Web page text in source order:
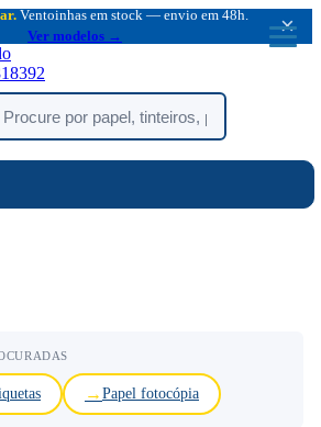
Ventoinhas em stock — envio em 48h.
Ver modelos →
×
:
Papel fotocópia